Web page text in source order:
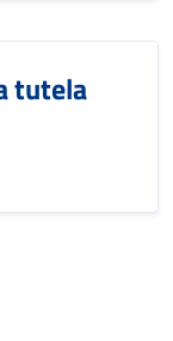
tutela